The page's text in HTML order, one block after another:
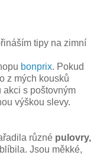
tipy na zimní
bonprix. Pokud
z mých kousků
akci s poštovným
výškou slevy.
různé pulovry,
Jsou měkké,